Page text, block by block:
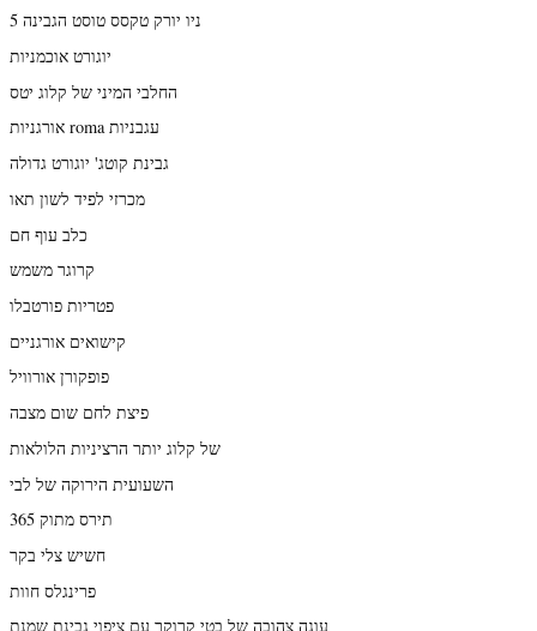
ניו יורק טקסס טוסט הגבינה 5
יוגורט אוכמניות
החלבי המיני של קלוג יטס
אורגניות roma עגבניות
גבינת קוטג' יוגורט גדולה
מכרזי לפיד לשון תאו
כלב עוף חם
קרוגר משמש
פטריות פורטבלו
קישואים אורגניים
פופקורן אורוויל
פיצת לחם שום מצבה
של קלוג יותר הרציניות הלולאות
השעועית הירוקה של לבי
תירס מתוק 365
חשיש צלי בקר
פרינגלס חוות
עוגה צהובה של בטי קרוקר עם ציפוי גבינת שמנת